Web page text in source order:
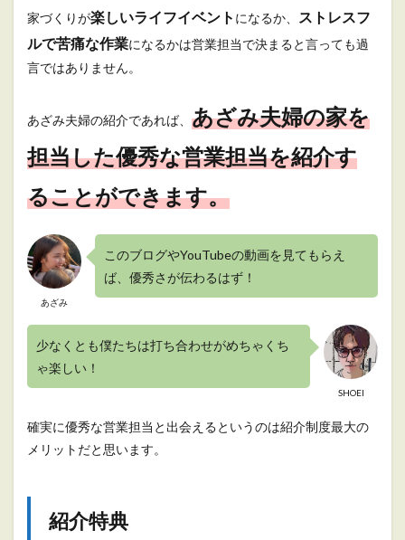
家づくりが楽しいライフイベント になるか、
ストレスフ
ルで苦痛な作業になるかは営業担当で決まると言っても過
言ではありません。
あざみ夫婦の紹介であれば、 あざみ夫婦の家を
担当した優秀な営業担当を紹介す
ることができます。
あざみ
このブログやYouTubeの動画を見てもらえ
ば、優秀さが伝わるはず！
SHOEI
少なくとも僕たちは打ち合わせがめちゃくち
ゃ楽しい！
確実に優秀な営業担当と出会えるというのは紹介制度最大の
メリットだと思います。
紹介特典